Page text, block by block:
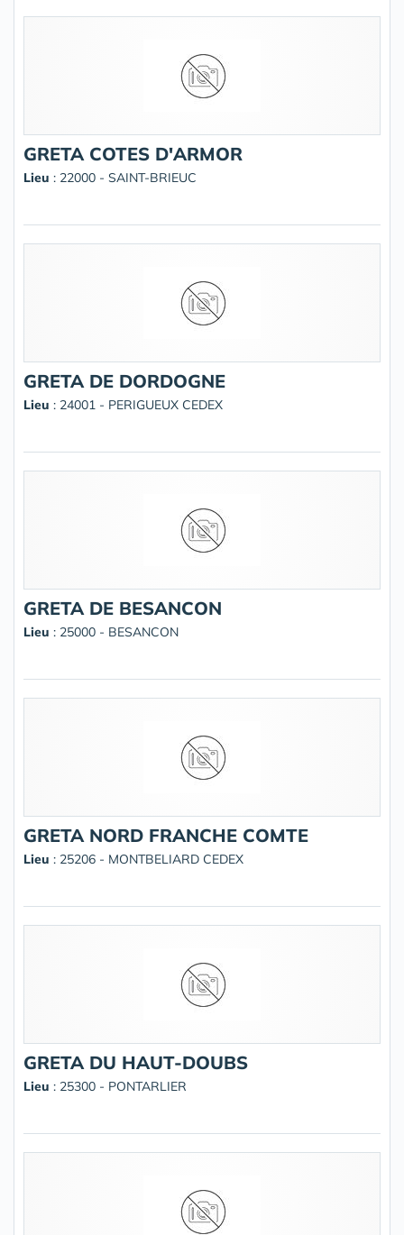
GRETA COTES D'ARMOR
Lieu : 22000 - SAINT-BRIEUC
GRETA DE DORDOGNE
Lieu : 24001 - PERIGUEUX CEDEX
GRETA DE BESANCON
Lieu : 25000 - BESANCON
GRETA NORD FRANCHE COMTE
Lieu : 25206 - MONTBELIARD CEDEX
GRETA DU HAUT-DOUBS
Lieu : 25300 - PONTARLIER